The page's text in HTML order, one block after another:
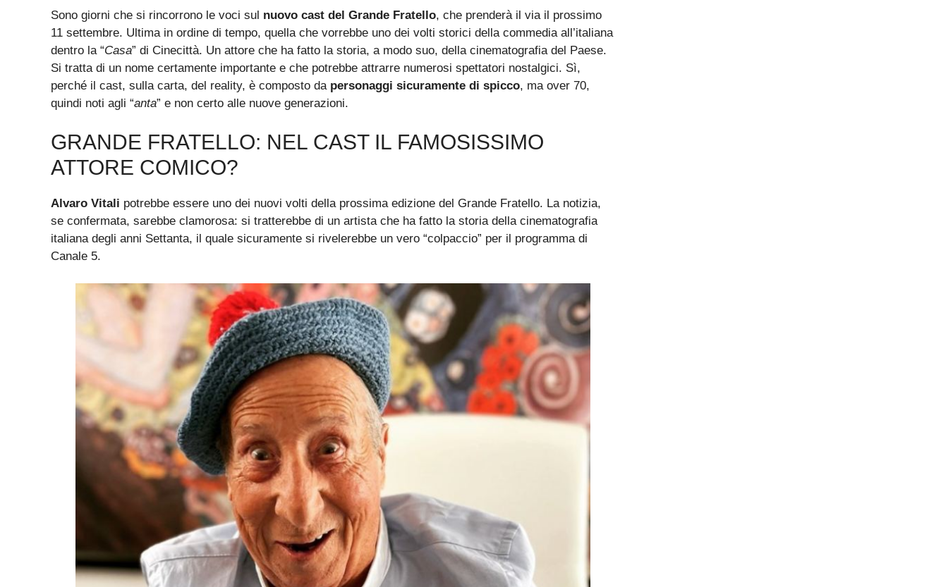
Sono giorni che si rincorrono le voci sul nuovo cast del Grande Fratello, che prenderà il via il prossimo
11 settembre. Ultima in ordine di tempo, quella che vorrebbe uno dei volti storici della commedia all’italiana
dentro la “Casa” di Cinecittà. Un attore che ha fatto la storia, a modo suo, della cinematografia del Paese.
Si tratta di un nome certamente importante e che potrebbe attrarre numerosi spettatori nostalgici. Sì,
perché il cast, sulla carta, del reality, è composto dapersonaggi sicuramente di spicco, ma over 70,
quindi noti agli “anta” e non certo alle nuove generazioni.
GRANDE FRATELLO: NEL CAST IL FAMOSISSIMO
ATTORE COMICO?
Alvaro Vitali potrebbe essere uno dei nuovi volti della prossima edizione del Grande Fratello. La notizia,
se confermata, sarebbe clamorosa: si tratterebbe di un artista che ha fatto la storia della cinematografia
italiana degli anni Settanta, il quale sicuramente si rivelerebbe un vero “colpaccio” per il programma di
Canale 5.